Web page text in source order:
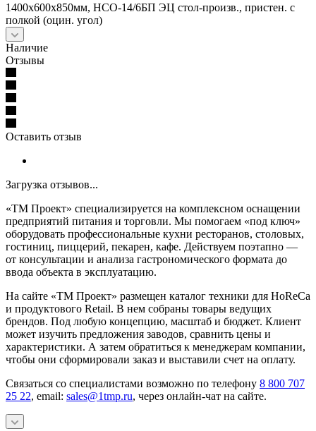
1400х600х850мм, НСО-14/6БП ЭЦ стол-произв., пристен. с
полкой (оцин. угол)
Наличие
Отзывы
Оставить отзыв
Загрузка отзывов...
«ТМ Проект» специализируется на комплексном оснащении
предприятий питания и торговли. Мы помогаем «под ключ»
оборудовать профессиональные кухни ресторанов, столовых,
гостиниц, пиццерий, пекарен, кафе. Действуем поэтапно —
от консультации и анализа гастрономического формата до
ввода объекта в эксплуатацию.
На сайте «ТМ Проект» размещен каталог техники для HoReCa
и продуктового Retail. В нем собраны товары ведущих
брендов. Под любую концепцию, масштаб и бюджет. Клиент
может изучить предложения заводов, сравнить цены и
характеристики. А затем обратиться к менеджерам компании,
чтобы они сформировали заказ и выставили счет на оплату.
Связаться со специалистами возможно по телефону 8 800 707
25 22, email: sales@1tmp.ru, через онлайн-чат на сайте.